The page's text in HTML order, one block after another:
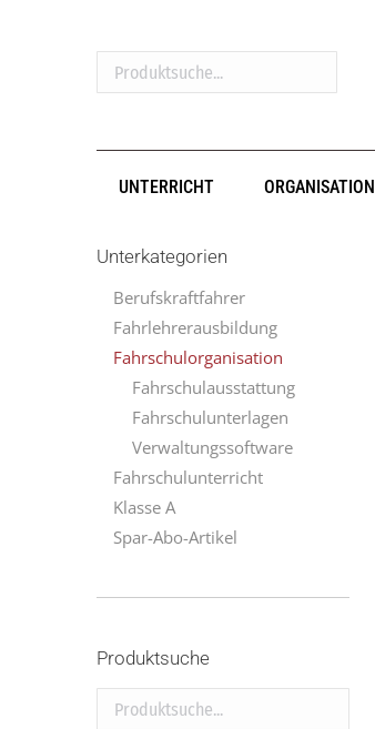
Produktsuche...
UNTERRICHT ORGANISATION
Unterkategorien
Berufskraftfahrer
Fahrlehrerausbildung
Fahrschulorganisation
Fahrschulausstattung
Fahrschulunterlagen
Verwaltungssoftware
Fahrschulunterricht
Klasse A
Spar-Abo-Artikel
Produktsuche
Produktsuche...